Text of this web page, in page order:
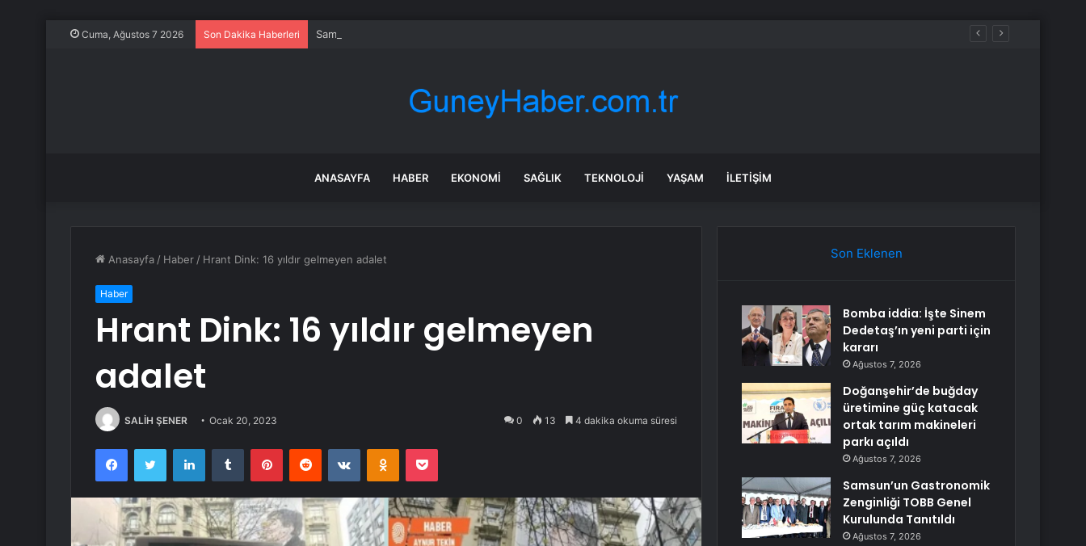
Cuma, Ağustos 7 2026 Son Dakika Haberleri Samsun’un Gastronomik Zenginliği TOBB Genel Kurulunda Tanıtıldı
ANASAYFA HABER EKONOMI SAĞLIK TEKNOLOJI YAŞAM İLETIŞIM
Anasayfa / Haber / Hrant Dink: 16 yıldır gelmeyen adalet
Haber
Hrant Dink: 16 yıldır gelmeyen
adalet
SALİH ŞENER Ocak 20, 2023 0 13 4 dakika okuma süresi
FacebookTwitter LinkedInTumblr PinterestReddit VKontakteOdnoklassniki
Pocket
Son Eklenen
Bomba iddia: İşte Sinem
Dedetaş’ın yeni parti için
kararı
Ağustos 7, 2026
Doğanşehir’de buğday
üretimine güç katacak
ortak tarım makineleri
parkı açıldı
Ağustos 7, 2026
Samsun’un Gastronomik
Zenginliği TOBB Genel
Kurulunda Tanıtıldı
Ağustos 7, 2026